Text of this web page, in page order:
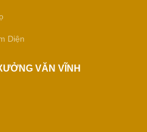
Diện
VĂN VĨNH